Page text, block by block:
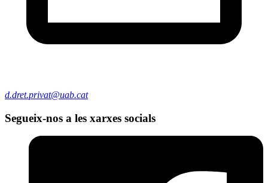
d.dret.privat@uab.cat
Segueix-nos a les xarxes socials